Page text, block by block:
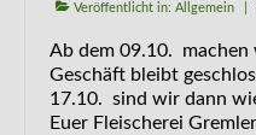
Veröffentlicht in: Allgemein
Ab dem 09.10.
Geschäft bleibt
17.10. sind wir dann
Euer Fleischerei